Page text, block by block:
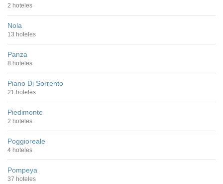
2 hoteles
Nola
13 hoteles
Panza
8 hoteles
Piano Di Sorrento
21 hoteles
Piedimonte
2 hoteles
Poggioreale
4 hoteles
Pompeya
37 hoteles